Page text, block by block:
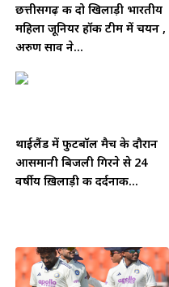
छत्तीसगढ़ की दो खिलाड़ी भारतीय
महिला जूनियर हॉकी टीम में चयन ,
अरुण साव ने...
थाईलैंड में फुटबॉल मैच के दौरान
आसमानी बिजली गिरने से 24
वर्षीय ख़िलाड़ी की दर्दनाक...